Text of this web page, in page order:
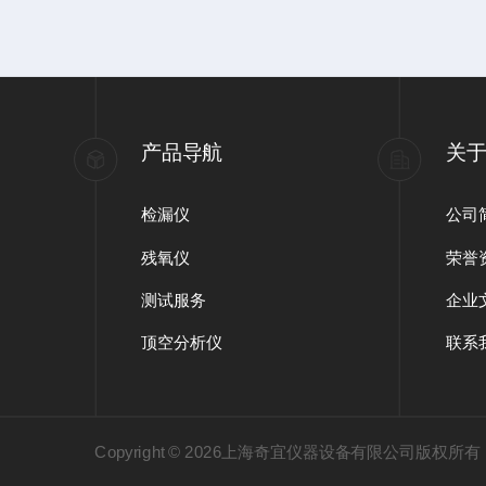
产品导航
检漏仪
残氧仪
测试服务
顶空分析仪
关
公司
荣誉
企业
联系
Copyright © 2026上海奇宜仪器设备有限公司版权所